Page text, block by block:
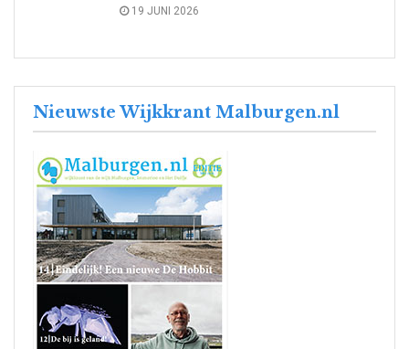
19 JUNI 2026
Nieuwste Wijkkrant Malburgen.nl